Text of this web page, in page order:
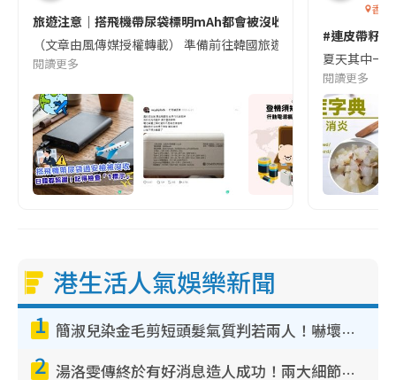
旅遊注意｜搭飛機帶尿袋標明mAh都會被沒收😱出發前切記檢查
（文章由風傳媒授權轉載） 準備前往韓國旅遊的民眾，近期要
閱讀更多
香港
#連皮帶籽
夏天其中一
閱讀更多
港生活人氣娛樂新聞
1 簡淑兒染金毛剪短頭髮氣質判若兩人！嚇壞老公麥大力都認唔出：「你做咩事？」
2 湯洛雯傳終於有好消息造人成功！兩大細節曝孕味極濃惹猜測：大肚婆先會咁！